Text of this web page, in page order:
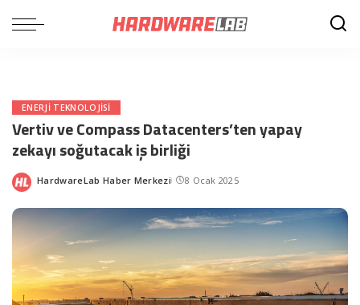
ENERJI TEKNOLOJISI
Vertiv ve Compass Datacenters’ten yapay
zekayı soğutacak iş birliği
Posted
HardwareLab Haber Merkezi 8 Ocak 2025